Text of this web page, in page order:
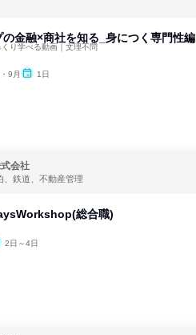
金融×商社を知る_身につく専門性編
り学べる動画｜文理不問
9月 1日
会社
、鉄道、不動産管理
総合職)
2日～4日